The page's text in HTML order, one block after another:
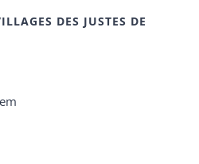
DES JUSTES DE